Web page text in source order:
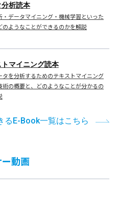
析読本
・データマイニング・機械学習といった
のようなことができるのかを解説
トマイニング読本
タを分析するためのテキストマイニング
術の概要と、どのようなことが分かるの
るE-Book一覧はこちら
動画